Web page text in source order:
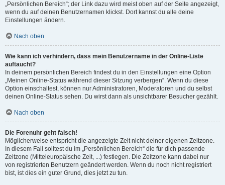
„Persönlichen Bereich“; der Link dazu wird meist oben auf der Seite angezeigt,
wenn du auf deinen Benutzernamen klickst. Dort kannst du alle deine
Einstellungen ändern.
Nach oben
Wie kann ich verhindern, dass mein Benutzername in der Online-Liste
auftaucht?
In deinem persönlichen Bereich findest du in den Einstellungen eine Option
„Meinen Online-Status während dieser Sitzung verbergen“. Wenn du diese
Option einschaltest, können nur Administratoren, Moderatoren und du selbst
deinen Online-Status sehen. Du wirst dann als unsichtbarer Besucher gezählt.
Nach oben
Die Forenuhr geht falsch!
Möglicherweise entspricht die angezeigte Zeit nicht deiner eigenen Zeitzone.
In diesem Fall solltest du im „Persönlichen Bereich“ die für dich passende
Zeitzone (Mitteleuropäische Zeit, ...) festlegen. Die Zeitzone kann dabei nur
von registrierten Benutzern geändert werden. Wenn du noch nicht registriert
bist, ist dies ein guter Grund, dies jetzt zu tun.